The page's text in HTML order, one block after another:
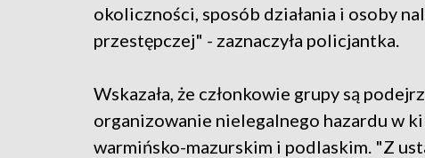
okoliczności, sposób działania i osoby
przestępczej" - zaznaczyła policjantka.
Wskazała, że członkowie grupy są
organizowanie nielegalnego hazardu w
warmińsko-mazurskim i podlaskim. "Z